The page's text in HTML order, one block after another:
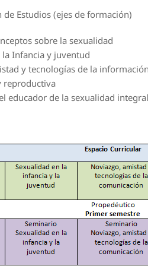
de Estudios (ejes de formación)
sobre la sexualidad
la Infancia y juventud
y tecnologías de la
reproductiva
educador de la sexualidad integral